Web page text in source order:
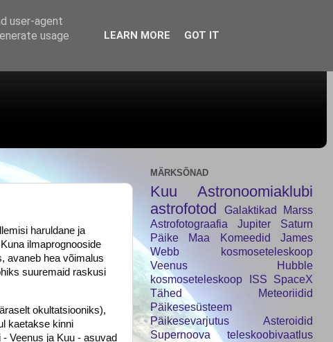
haruldane ja
ilmaprognooside
avaneb hea võimalus
suuremaid raskusi
okultatsiooniks),
kaetakse kinni
Veenus ja Kuu - asuvad
MÄRKSÕNAD
Kuu
Astronoomiaklubi
astrofotod
Galaktikad
Marss
Astrofotograafia
Jupiter
Saturn
Päike
Maa Komeedid
James
Webb kosmoseteleskoop
Veenus
Hubble
kosmoseteleskoop
ISS
SpaceX
Tähed
Meteoriidid
Päikesesüsteem
Päikesevarjutus
Asteroidid
Supernoova
teleskoobivaatlus
user-agent
usage
LEARN MORE GOT IT